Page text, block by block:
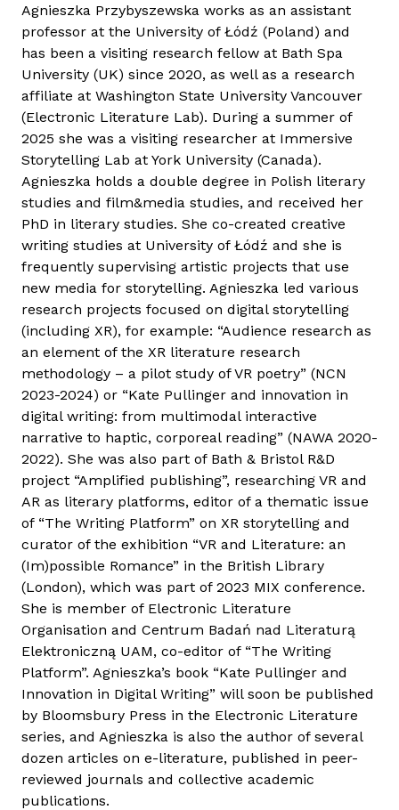
a
P
r
z
y
b
y
s
z
e
w
s
k
a
t
a
r
t
a
l
o
m
m
a
l
k
a
p
c
s
o
l
a
t
o
s
a
Agnieszka Przybyszewska works as an assistant
professor at the University of Łódź (Poland) and
has been a visiting research fellow at Bath Spa
University (UK) since 2020, as well as a research
affiliate at Washington State University Vancouver
(Electronic Literature Lab). During a summer of
2025 she was a visiting researcher at Immersive
Storytelling Lab at York University (Canada).
Agnieszka holds a double degree in Polish literary
studies and film&media studies, and received her
PhD in literary studies. She co-created creative
writing studies at University of Łódź and she is
frequently supervising artistic projects that use
new media for storytelling. Agnieszka led various
research projects focused on digital storytelling
(including XR), for example: “Audience research as
an element of the XR literature research
methodology – a pilot study of VR poetry” (NCN
2023-2024) or “Kate Pullinger and innovation in
digital writing: from multimodal interactive
narrative to haptic, corporeal reading” (NAWA 2020-
2022). She was also part of Bath & Bristol R&D
project “Amplified publishing”, researching VR and
AR as literary platforms, editor of a thematic issue
of “The Writing Platform” on XR storytelling and
curator of the exhibition “VR and Literature: an
(Im)possible Romance” in the British Library
(London), which was part of 2023 MIX conference.
She is member of Electronic Literature
Organisation and Centrum Badań nad Literaturą
Elektroniczną UAM, co-editor of “The Writing
Platform”. Agnieszka’s book “Kate Pullinger and
Innovation in Digital Writing” will soon be published
by Bloomsbury Press in the Electronic Literature
series, and Agnieszka is also the author of several
dozen articles on e-literature, published in peer-
reviewed journals and collective academic
publications.